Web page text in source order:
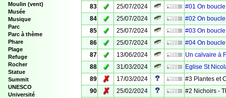
Moulin (vent)
Musée
Musique
Parc
Parc à thème
Phare
Plage
Refuge
Rocher
Statue
Summit
UNESCO
Université
83
✓ 25/07/2024
#01 On
84
✓ 25/07/2024
#02 On
85
✓ 25/07/2024
#03 On
86
✓ 25/07/2024
#04 On
87
✓ 13/06/2024
Un calvaire à
88
✓ 31/03/2024
Eglise St
89
✗ 17/03/2024
#3 Plantes et
90
✗ 25/02/2024
#2 Nichoirs -